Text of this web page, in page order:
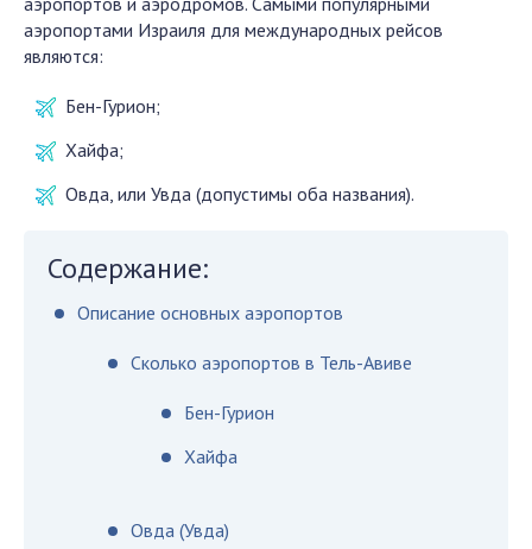
аэропортами Израиля для международных рейсов
являются:
Бен-Гурион;
Хайфа;
Овда, или Увда (допустимы оба названия).
Содержание:
Описание основных аэропортов
Сколько аэропортов в Тель-Авиве
Бен-Гурион
Хайфа
Овда (Увда)